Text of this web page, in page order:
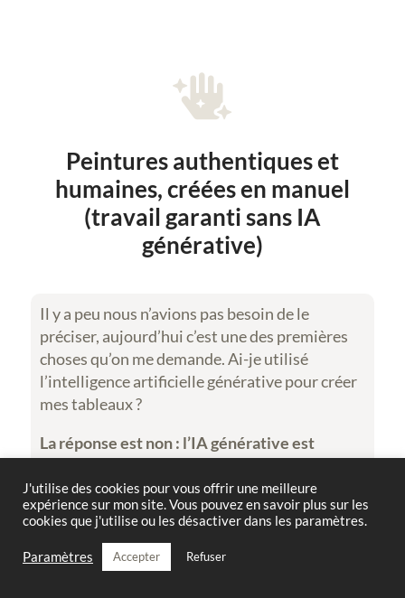

Peintures authentiques et
humaines, créées en manuel
(travail garanti sans IA
générative)
Il y a peu nous n’avions pas besoin de le
préciser, aujourd’hui c’est une des premières
choses qu’on me demande. Ai-je utilisé
l’intelligence artificielle générative pour créer
mes tableaux ?
La réponse est non : l’IA générative est
totalement exclue de mon processus créatif,
je refuse de l’utiliser afin de préserver ma
créativité et l’authenticité de mes œuvres. Je
trace chaque forme avec mes petite mains
humaines, puis je les colore une à une, et enfin
j’en aligne les sommets, toujours
J'utilise des cookies pour vous offrir une meilleure
expérience sur mon site. Vous pouvez en savoir plus sur les
cookies que j'utilise ou les désactiver dans les paramètres.
Paramètres Accepter Refuser